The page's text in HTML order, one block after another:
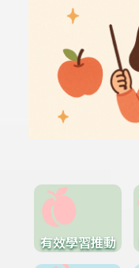
有效學習推動